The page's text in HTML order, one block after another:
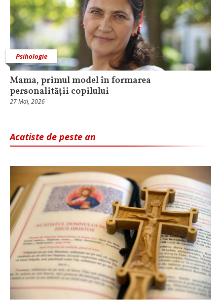
Psihologie
Mama, primul model în formarea
personalității copilului
27 Mai, 2026
Acatiste de peste an